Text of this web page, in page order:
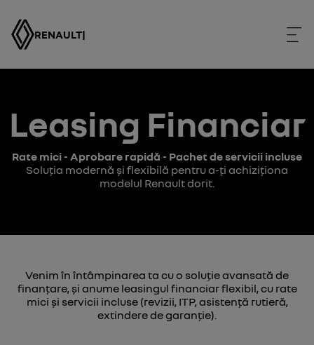
RENAULT|
Leasing Financiar
Rate mici - Aprobare rapidă - Pachet de servicii incluse
Soluţia modernă şi flexibilă pentru a-ţi achiziționa
modelul Renault dorit.
Venim în întâmpinarea ta cu o soluție avansată de
finanțare, și anume leasingul financiar flexibil, cu rate
mici şi servicii incluse (revizii, ITP, asistenţă rutieră,
extindere de garanţie).